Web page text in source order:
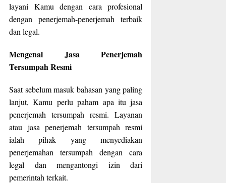
layani Kamu dengan cara profesional
dengan penerjemah-penerjemah terbaik
dan legal.
Mengenal Jasa Penerjemah
Tersumpah Resmi
Saat sebelum masuk bahasan yang paling
lanjut, Kamu perlu paham apa itu jasa
penerjemah tersumpah resmi. Layanan
atau jasa penerjemah tersumpah resmi
ialah pihak yang menyediakan
penerjemahan tersumpah dengan cara
legal dan mengantongi izin dari
pemerintah terkait.